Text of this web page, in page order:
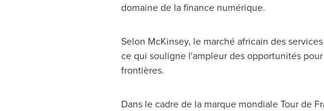
domaine de la finance numérique.
Selon McKinsey, le marché africain des
ce qui souligne l'ampleur des opportunités
frontières.
Dans le cadre de la marque mondiale Tour de